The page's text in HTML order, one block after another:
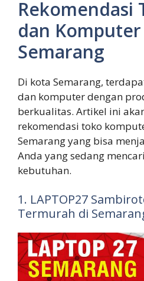
Rekomendasi
dan
Semarang
Di kota Semarang,
dan komputer dengan
berkualitas. Artikel ini
rekomendasi toko
Semarang yang bisa
Anda yang sedang
kebutuhan.
1. LAPTOP27
Termurah di